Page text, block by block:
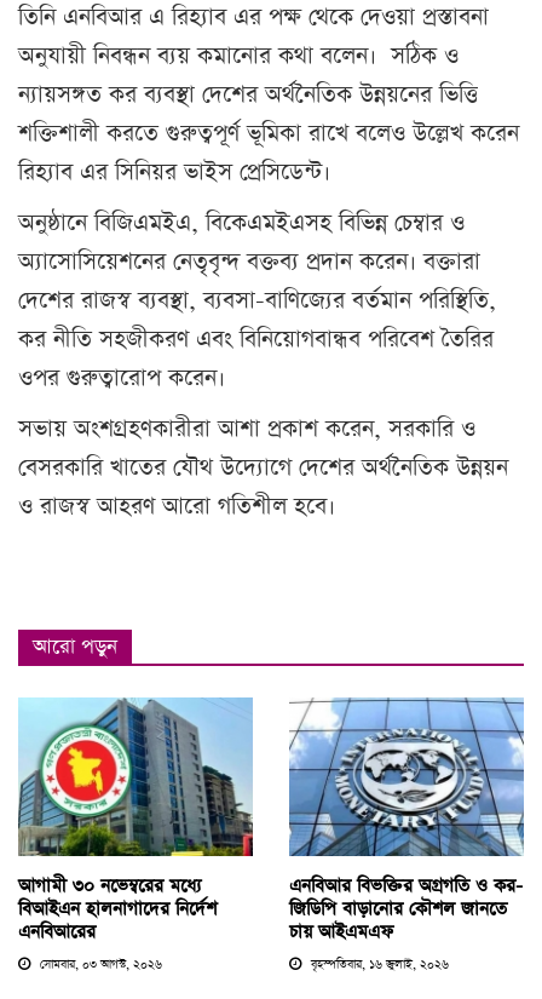
তিনি এনবিআর এ রিহ্যাব এর পক্ষ থেকে দেওয়া প্রস্তাবনা
অনুযায়ী নিবন্ধন ব্যয় কমানোর কথা বলেন। সঠিক ও
ন্যায়সঙ্গত কর ব্যবস্থা দেশের অর্থনৈতিক উন্নয়নের ভিত্তি
শক্তিশালী করতে গুরুত্বপূর্ণ ভূমিকা রাখে বলেও উল্লেখ করেন
রিহ্যাব এর সিনিয়র ভাইস প্রেসিডেন্ট।
অনুষ্ঠানে বিজিএমইএ, বিকেএমইএসহ বিভিন্ন চেম্বার ও
অ্যাসোসিয়েশনের নেতৃবৃন্দ বক্তব্য প্রদান করেন। বক্তারা
দেশের রাজস্ব ব্যবস্থা, ব্যবসা-বাণিজ্যের বর্তমান পরিস্থিতি,
কর নীতি সহজীকরণ এবং বিনিয়োগবান্ধব পরিবেশ তৈরির
ওপর গুরুত্বারোপ করেন।
সভায় অংশগ্রহণকারীরা আশা প্রকাশ করেন, সরকারি ও
বেসরকারি খাতের যৌথ উদ্যোগে দেশের অর্থনৈতিক উন্নয়ন
ও রাজস্ব আহরণ আরো গতিশীল হবে।
আরো পড়ুন
আগামী ৩০ নভেম্বরের মধ্যে
বিআইএন হালনাগাদের নির্দেশ
এনবিআরের
সোমবার, ০৩ আগস্ট, ২০২৬
এনবিআর বিভক্তির অগ্রগতি ও কর-
জিডিপি বাড়ানোর কৌশল জানতে
চায় আইএমএফ
বৃহস্পতিবার, ১৬ জুলাই, ২০২৬